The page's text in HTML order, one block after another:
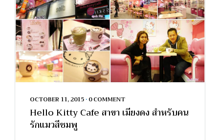
OCTOBER 11, 2015 • 0 COMMENT
Hello Kitty Cafe สาขา เมียงดง สำหรับคน
รักแมวสีชมพู